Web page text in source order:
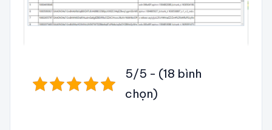
5/5 - (18 bình
chọn)